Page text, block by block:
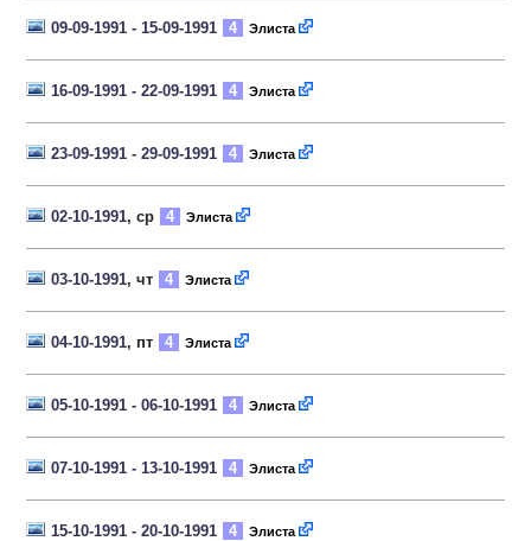
09-09-1991 - 15-09-1991 4 Элиста
16-09-1991 - 22-09-1991 4 Элиста
23-09-1991 - 29-09-1991 4 Элиста
02-10-1991, ср 4 Элиста
03-10-1991, чт 4 Элиста
04-10-1991, пт 4 Элиста
05-10-1991 - 06-10-1991 4 Элиста
07-10-1991 - 13-10-1991 4 Элиста
15-10-1991 - 20-10-1991 4 Элиста